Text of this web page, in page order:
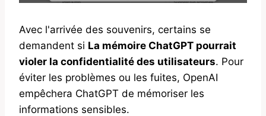
Avec l'arrivée des souvenirs, certains se
demandent si La mémoire ChatGPT pourrait
violer la confidentialité des utilisateurs. Pour
éviter les problèmes ou les fuites, OpenAI
empêchera ChatGPT de mémoriser les
informations sensibles.